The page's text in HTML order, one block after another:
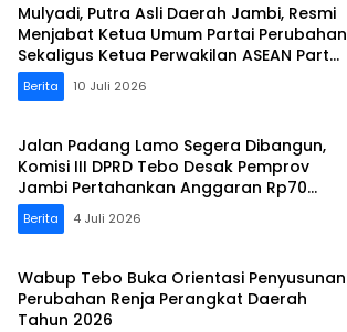
Mulyadi, Putra Asli Daerah Jambi, Resmi
Menjabat Ketua Umum Partai Perubahan
Sekaligus Ketua Perwakilan ASEAN Partai
Perubahan di Malaysia
Berita 10 Juli 2026
Jalan Padang Lamo Segera Dibangun,
Komisi III DPRD Tebo Desak Pemprov
Jambi Pertahankan Anggaran Rp70
Miliar
Berita 4 Juli 2026
Wabup Tebo Buka Orientasi Penyusunan
Perubahan Renja Perangkat Daerah
Tahun 2026